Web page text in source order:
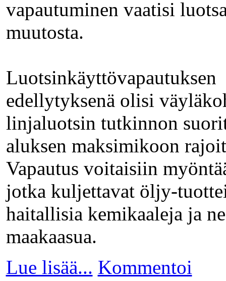
vapautuminen vaatisi
muutosta.
Luotsinkäyttövapautuksen
edellytyksenä olisi
linjaluotsin tutkinnon
aluksen maksimikoon
Vapautus voitaisiin
jotka kuljettavat öljy-
haitallisia kemikaaleja ja
maakaasua.
Lue lisää... Kommentoi